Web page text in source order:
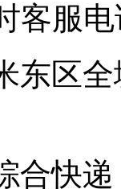
客服电
东区
合快递